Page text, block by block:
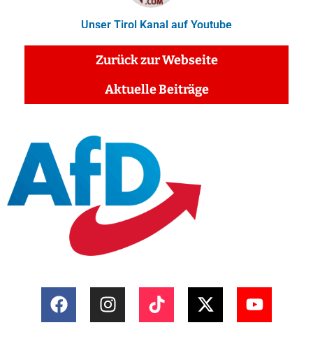
Unser Tirol Kanal auf Youtube
Zurück zur Webseite
Aktuelle Beiträge